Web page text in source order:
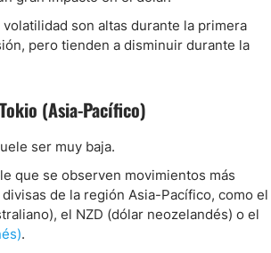
volatilidad son altas durante la primera
pero tienden a disminuir durante la
(Asia-Pacífico)
ser muy baja.
que se observen movimientos más
de la región Asia-Pacífico, como el
el NZD (dólar neozelandés) o el
.